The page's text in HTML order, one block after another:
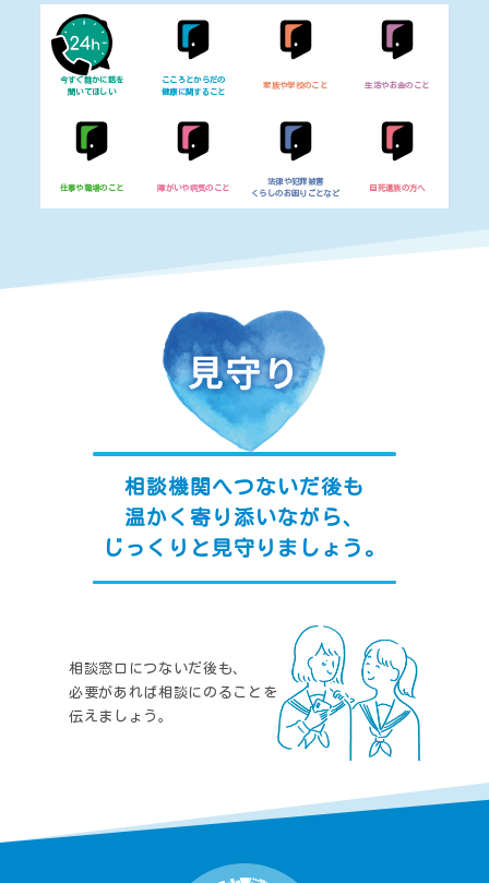
今すぐ誰かに話を
聞いてほしい
こころとからだの
健康に関すること
家族や学校のこと 生活やお金のこと
仕事や職場のこと 障がいや病気のこと
法律や犯罪被害
くらしのお困りごとなど
自死遺族の方へ
相談機関へつないだ後も
温かく寄り添いながら、
じっくりと見守りましょう。
相談窓口につないだ後も、
必要があれば相談にのることを
伝えましょう。